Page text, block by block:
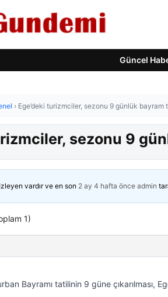
Güncel
› Ege’deki turizmciler, sezonu 9 günlük
sezonu 9
vardır ve en son 2 ay 4 hafta önce admin
1)
Bayramı tatilinin 9 güne çıkarılması,